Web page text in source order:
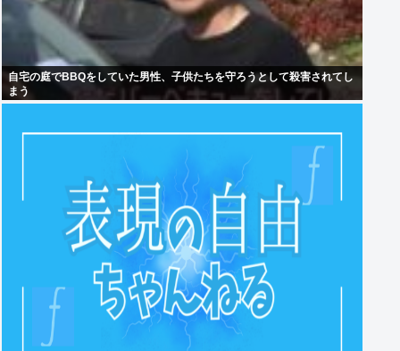
自宅の庭でBBQをしていた男性、子供たちを守ろうとして殺害されてし
まう